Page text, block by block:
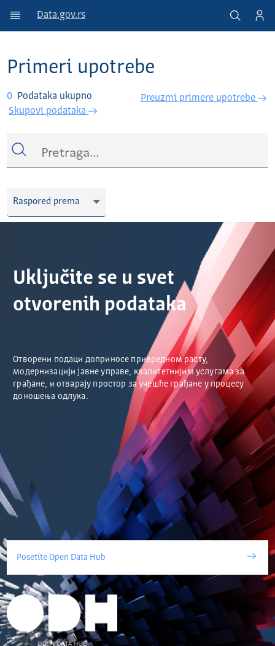
Data.gov.rs
Primeri upotrebe
0 Podataka ukupno
Skupovi podataka
Preuzmi primere upotrebe
Uključite se u svet
otvorenih podataka
Отворени подаци доприносе привредном расту,
модернизацији јавне управе, квалитетнијим услугама за
грађане, и отварају простор за учешће грађане у процесу
доношења одлука.
Posetite Open Data Hub